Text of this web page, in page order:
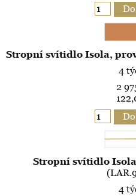
Stropní svítidlo Isola,
4
2
Stropní svítidlo
4